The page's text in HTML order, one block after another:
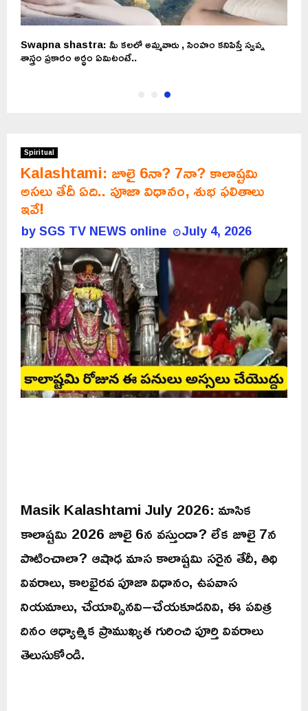
Swapna shastra: మీ కలలో అమ్మవారు , సింహం కనిపిస్తే స్వప్న
శాస్త్రం ప్రకారం అర్ధం ఏమిటంటే..
Spiritual
Kalashtami: జూలై 6నా? 7నా? కాలాష్టమి
అసలు తేదీ ఏది.. పూజా విధానం, శుభ ఫలితాలు
ఇవే!
bySGS TV NEWS online July 4, 2026
Masik Kalashtami July 2026: మాసిక
కాలాష్టమి 2026 జూలై 6న వస్తుందా? లేక జూలై 7న
పాటించాలా? ఆషాఢ మాస కాలాష్టమి సరైన తేదీ, తిథి
వివరాలు, కాలభైరవ పూజా విధానం, ఉపవాస
నియమాలు, చేయాల్సినవి–చేయకూడనివి, ఈ పవిత్ర
దినం ఆధ్యాత్మిక ప్రాముఖ్యత గురించి పూర్తి వివరాలు
తెలుసుకోండి.